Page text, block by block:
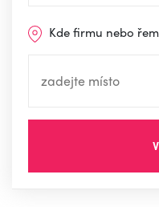
Kde firmu nebo